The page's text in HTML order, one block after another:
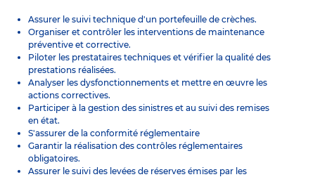
Assurer le suivi technique d'un portefeuille de crèches.
Organiser et contrôler les interventions de maintenance
préventive et corrective.
Piloter les prestataires techniques et vérifier la qualité des
prestations réalisées.
Analyser les dysfonctionnements et mettre en œuvre les
actions correctives.
Participer à la gestion des sinistres et au suivi des remises
en état.
S'assurer de la conformité réglementaire
Garantir la réalisation des contrôles réglementaires
obligatoires.
Assurer le suivi des levées de réserves émises par les